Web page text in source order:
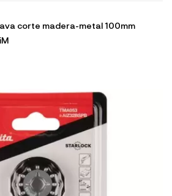
corte madera-metal 100mm